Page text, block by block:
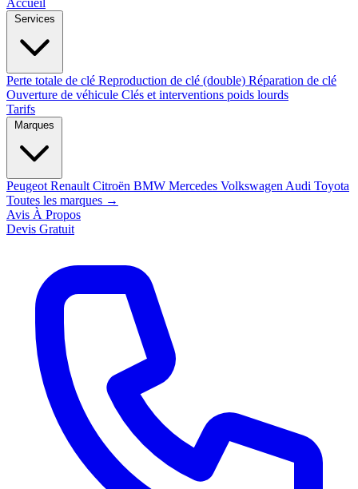
Accueil
Perte totale de clé Reproduction de clé (double) Réparation de clé
Ouverture de véhicule Clés et interventions poids lourds
Tarifs
Peugeot Renault Citroën BMW Mercedes Volkswagen Audi Toyota
Toutes les marques →
Avis À Propos
Devis Gratuit